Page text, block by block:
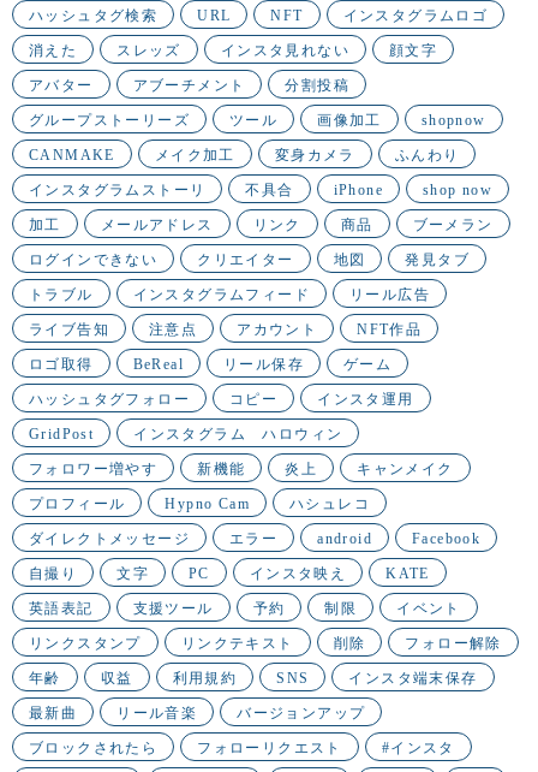
ハッシュタグ検索 URL NFT インスタグラムロゴ
消えた スレッズ インスタ見れない 顔文字
アバター アブーチメント 分割投稿
グループストーリーズ ツール 画像加工 shopnow
CANMAKE メイク加工 変身カメラ ふんわり
インスタグラムストーリ 不具合 iPhone shop now
加工 メールアドレス リンク 商品 ブーメラン
ログインできない クリエイター 地図 発見タブ
トラブル インスタグラムフィード リール広告
ライブ告知 注意点 アカウント NFT作品
ロゴ取得 BeReal リール保存 ゲーム
ハッシュタグフォロー コピー インスタ運用
GridPost インスタグラム ハロウィン
フォロワー増やす 新機能 炎上 キャンメイク
プロフィール Hypno Cam ハシュレコ
ダイレクトメッセージ エラー android Facebook
自撮り 文字 PC インスタ映え KATE
英語表記 支援ツール 予約 制限 イベント
リンクスタンプ リンクテキスト 削除 フォロー解除
年齢 収益 利用規約 SNS インスタ端末保存
最新曲 リール音楽 バージョンアップ
ブロックされたら フォローリクエスト #インスタ